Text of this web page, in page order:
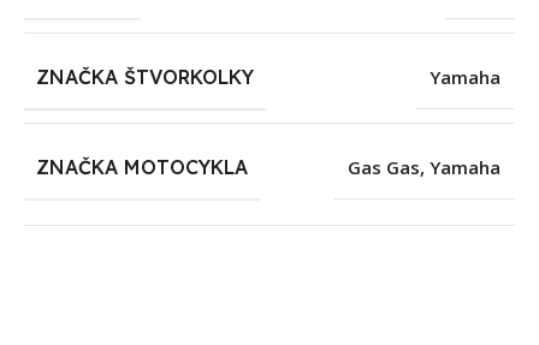
ZNAČKA ŠTVORKOLKY Yamaha
ZNAČKA MOTOCYKLA Gas Gas, Yamaha